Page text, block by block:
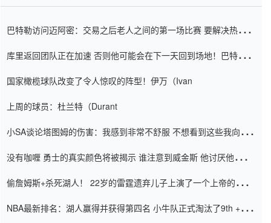
巴特勒访问迈阿密：交易之后老人之间的第一场比赛 要解决热情的
库里返回团队正在加速 否则他可能会在下一天回到场地！巴特勒迈
国家橄榄球队改变了令人惊叹的阵型！伊万（Ivan
上周的球员：杜兰特（Durant
小SA谈论塔图姆的伤害：我感到非常不舒服 不想看到这些我向他
没有咖喱 勇士的真实颜色将被揭示 谁注意到威金斯 他讨厌他的老
偷詹姆斯+杀死湖人！ 22岁的雷霆遗弃儿子上演了一个上帝的剧
NBA最新排名：湖人赢得并获得第四名 小牛队正式淘汰了9th + 76